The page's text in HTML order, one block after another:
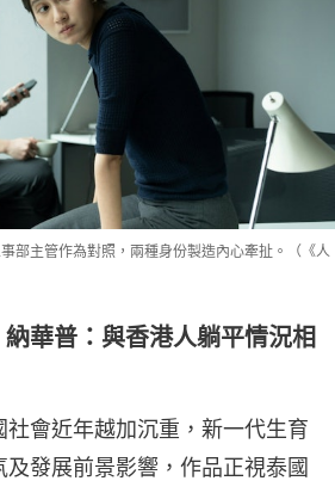
部主管作為對照，兩種身份製造內心牽扯。（《人
華普：與香港人躺平情況相
會近年越加沉重，新一代生育
發展前景影響，作品正視泰國